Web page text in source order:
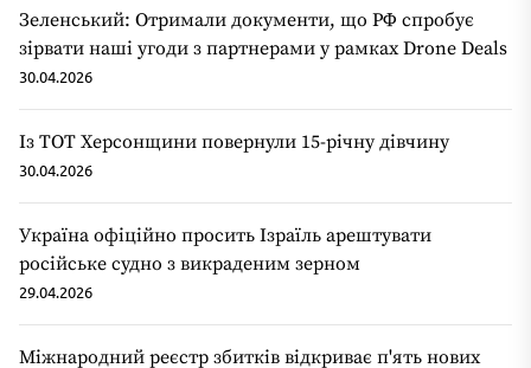
Зеленський: Отримали документи, що РФ спробує
зірвати наші угоди з партнерами у рамках Drone Deals
30.04.2026
Із ТОТ Херсонщини повернули 15-річну дівчину
30.04.2026
Україна офіційно просить Ізраїль арештувати
російське судно з викраденим зерном
29.04.2026
Міжнародний реєстр збитків відкриває п'ять нових